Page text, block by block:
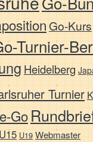
Go-Kurs
Turnier-
Heidelberg
Turnier
Go
U19 Webmaster